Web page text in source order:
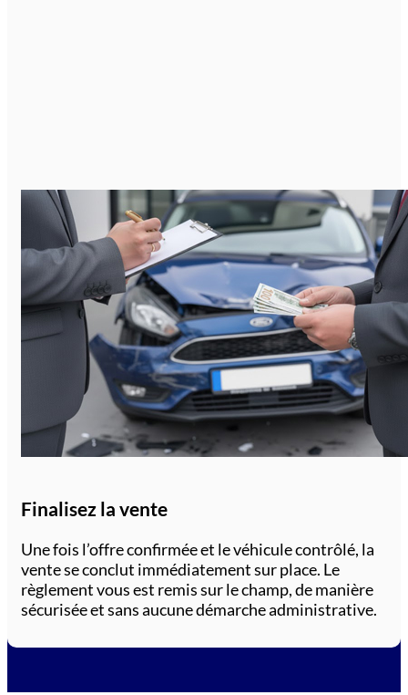
Finalisez la vente
Une fois l’offre confirmée et le véhicule contrôlé, la
vente se conclut immédiatement sur place. Le
règlement vous est remis sur le champ, de manière
sécurisée et sans aucune démarche administrative.